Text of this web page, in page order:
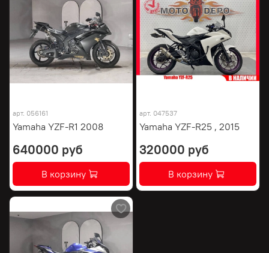
арт. 056161
Yamaha YZF-R1 2008
640000 руб
В корзину
арт. 047537
Yamaha YZF-R25 , 2015
320000 руб
В корзину